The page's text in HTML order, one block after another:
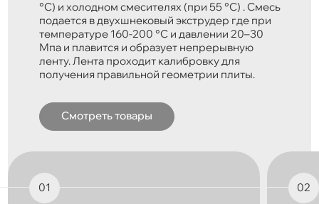
°C) и холодном смесителях (при 55 °C) . Смесь
подается в двухшнековый экструдер где при
температуре 160-200 °C и давлении 20–30
Мпа и плавится и образует непрерывную
ленту. Лента проходит калибровку для
получения правильной геометрии плиты.
Смотреть товары